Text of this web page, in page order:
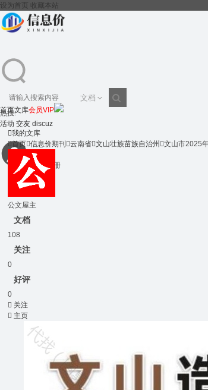
设为首页 收藏本站
文档
热搜:
活动 交友 discuz
登录 注册
首页文库会员VIP
我的文库
首页信息价期刊 云南省文山壮族苗族自治州 文山市2025
公文屋主
文档
108
关注
0
好评
0
 关注
 主页